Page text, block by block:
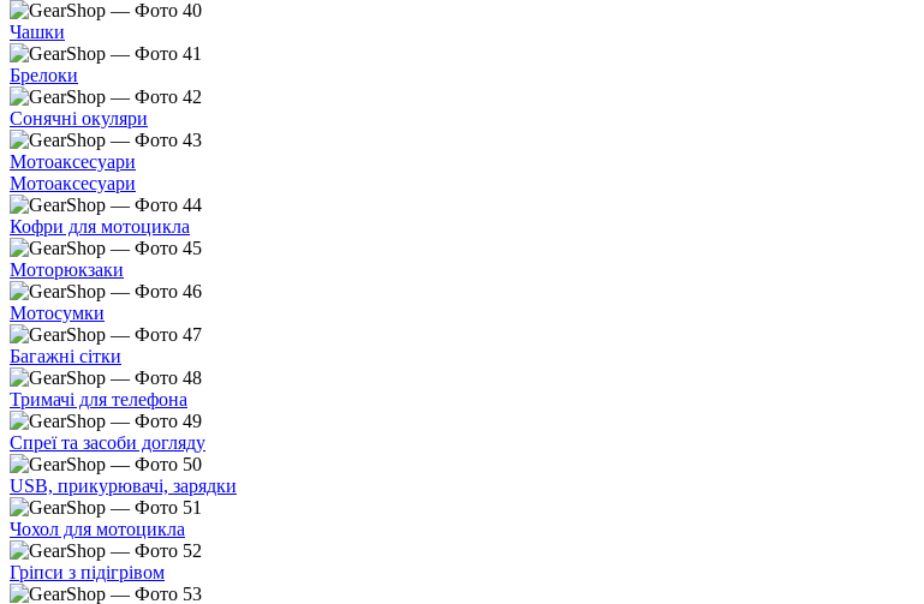
Чашки
Брелоки
Сонячні окуляри
Мотоаксесуари
Мотоаксесуари
Кофри для мотоцикла
Моторюкзаки
Мотосумки
Багажні сітки
Тримачі для телефона
Спреї та засоби догляду
USB, прикурювачі, зарядки
Чохол для мотоцикла
Гріпси з підігрівом